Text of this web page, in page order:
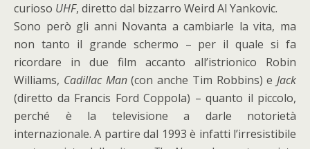
curioso UHF, diretto dal bizzarro Weird Al Yankovic.
Sono però gli anni Novanta a cambiarle la vita, ma
non tanto il grande schermo – per il quale si fa
ricordare in due film accanto all’istrionico Robin
Williams, Cadillac Man(con anche Tim Robbins) e Jack
(diretto da Francis Ford Coppola) – quanto il piccolo,
perché è la televisione a darle notorietà
internazionale. A partire dal 1993 è infatti l’irresistibile